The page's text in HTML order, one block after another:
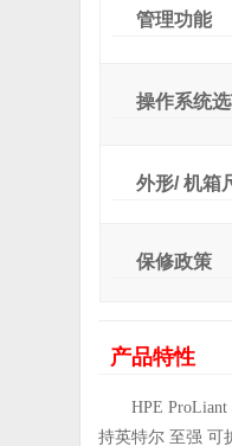
管理功能
操作系统
外形/ 机箱
保修政策
产品特性
HPE ProLiant
持英特尔 至强 可